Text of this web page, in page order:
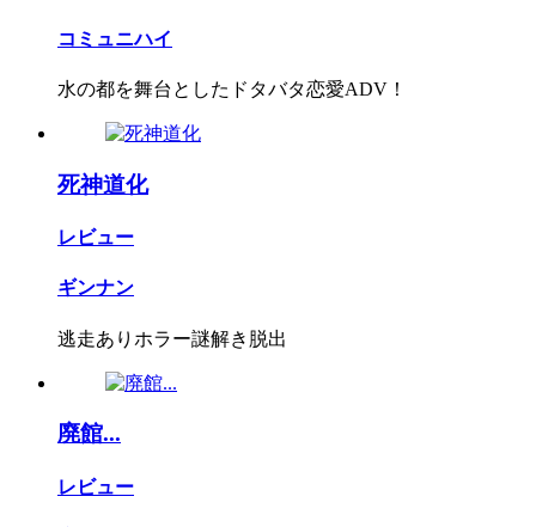
コミュニハイ
水の都を舞台としたドタバタ恋愛ADV！
死神道化
レビュー
ギンナン
逃走ありホラー謎解き脱出
廃館...
レビュー